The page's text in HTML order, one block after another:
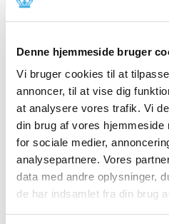
Denne hjemmeside bruger
Vi bruger cookies til at
annoncer, til at vise dig
at analysere vores trafik. Vi
din brug af vores hjemmeside
for sociale medier,
analysepartnere. Vores
data med andre oplysninger,
de har indsamlet fra din brug
2025 (158)
2024 (224)
2023 (195)
2022 (197)
2021 (516)
2020 (263)